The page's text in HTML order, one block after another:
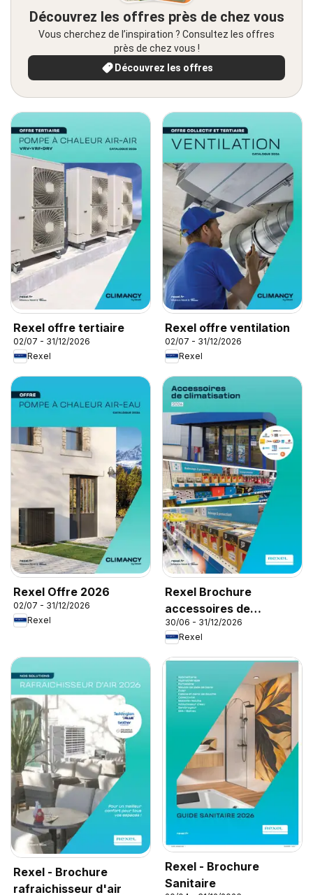
Découvrez les offres près de chez vous
Vous cherchez de l’inspiration ? Consultez les offres
près de chez vous !
Découvrez les offres
Rexel offre tertiaire
02/07 - 31/12/2026
Rexel
Rexel offre ventilation
02/07 - 31/12/2026
Rexel
Rexel Offre 2026
02/07 - 31/12/2026
Rexel
Rexel Brochure
accessoires de
climatisation
30/06 - 31/12/2026
Rexel
Rexel - Brochure
rafraichisseur d'air
Rexel - Brochure
Sanitaire